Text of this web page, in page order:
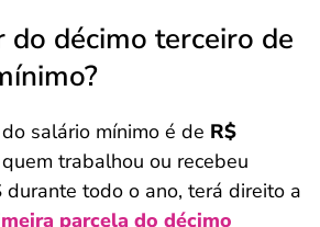
do décimo terceiro de
salário mínimo é de R$
trabalhou ou recebeu
durante todo o ano, terá direito a
parcela do décimo